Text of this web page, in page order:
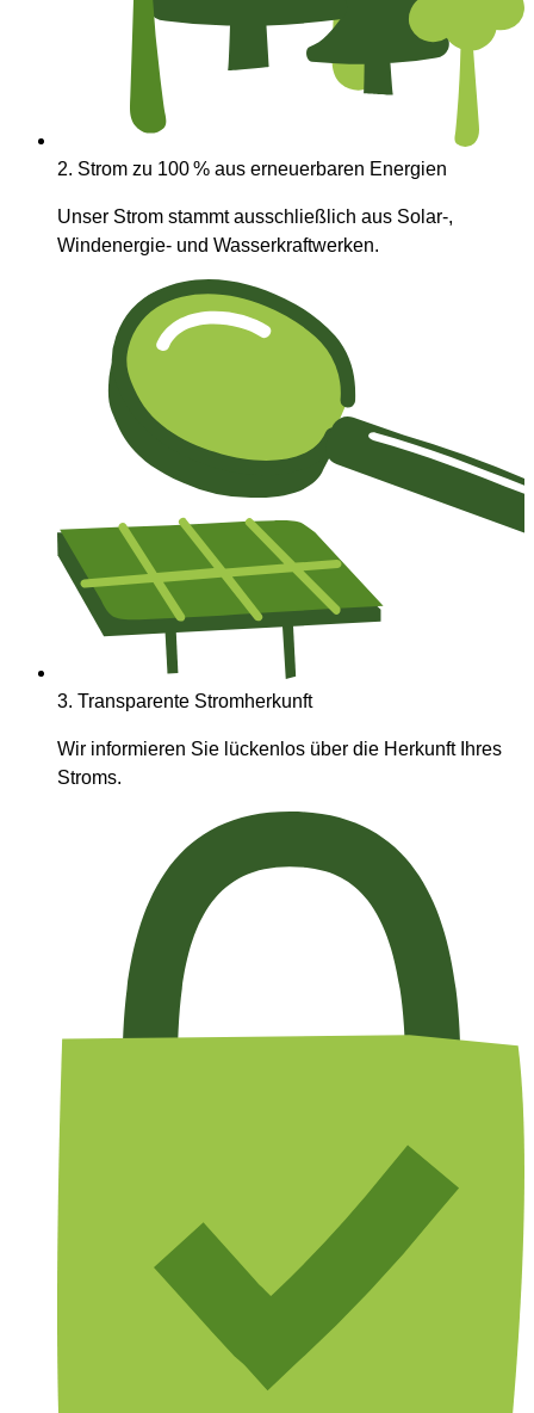
2. Strom zu 100 % aus erneuerbaren Energien
Unser Strom stammt ausschließlich aus Solar-,
Windenergie- und Wasserkraftwerken.
3. Transparente Stromherkunft
Wir informieren Sie lückenlos über die Herkunft Ihres
Stroms.